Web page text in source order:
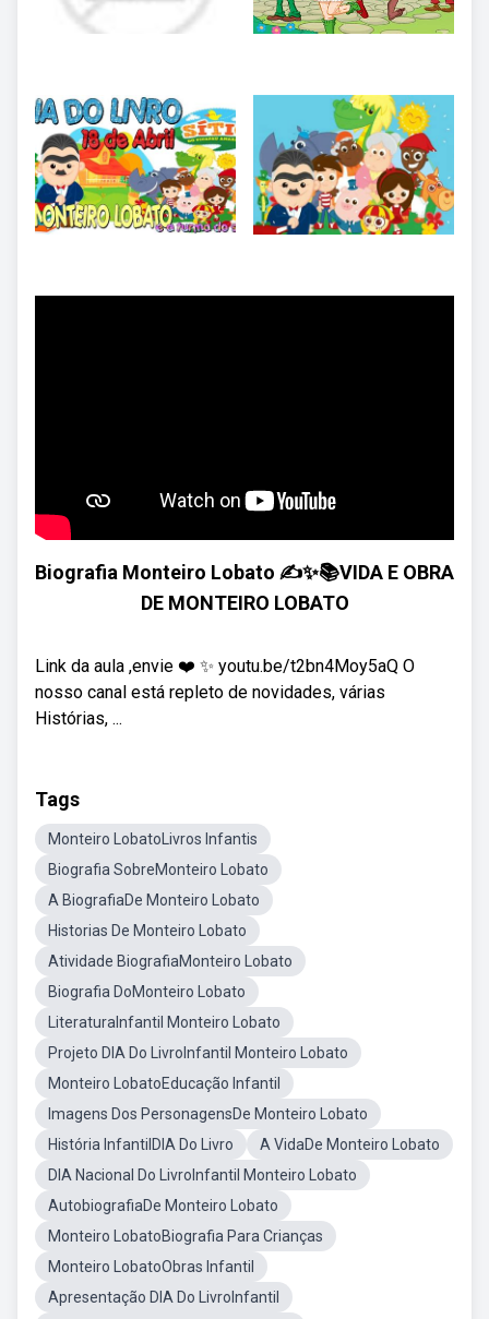
Biografia Monteiro Lobato ✍️✨📚VIDA E OBRA
DE MONTEIRO LOBATO
Link da aula ,envie ❤️ ✨ youtu.be/t2bn4Moy5aQ O
nosso canal está repleto de novidades, várias
Histórias, ...
Tags
Monteiro LobatoLivros Infantis
Biografia SobreMonteiro Lobato
A BiografiaDe Monteiro Lobato
Historias De Monteiro Lobato
Atividade BiografiaMonteiro Lobato
Biografia DoMonteiro Lobato
LiteraturaInfantil Monteiro Lobato
Projeto DIA Do LivroInfantil Monteiro Lobato
Monteiro LobatoEducação Infantil
Imagens Dos PersonagensDe Monteiro Lobato
História InfantilDIA Do Livro
A VidaDe Monteiro Lobato
DIA Nacional Do LivroInfantil Monteiro Lobato
AutobiografiaDe Monteiro Lobato
Monteiro LobatoBiografia Para Crianças
Monteiro LobatoObras Infantil
Apresentação DIA Do LivroInfantil